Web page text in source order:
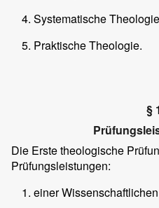
Systematische
Praktische Theologie.
§
Die Erste theologische
Prüfungsleistungen:
einer